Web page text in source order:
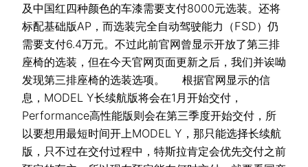
及中国红四种颜色的车漆需要支付8000元选装。还将
标配基础版AP，而选装完全自动驾驶能力（FSD）仍
需要支付6.4万元。不过此前官网曾显示开放了第三排
座椅的选装，但在今天官网页面更新之后，我们并诶呦
发现第三排座椅的选装选项。 根据官网显示的信
息，MODEL Y长续航版将会在1月开始交付，
Performance高性能版则会在第三季度开始交付，所
以要想用最短时间开上MODEL Y，那只能选择长续航
版，只不过在交付过程中，特斯拉肯定会优先交付之前